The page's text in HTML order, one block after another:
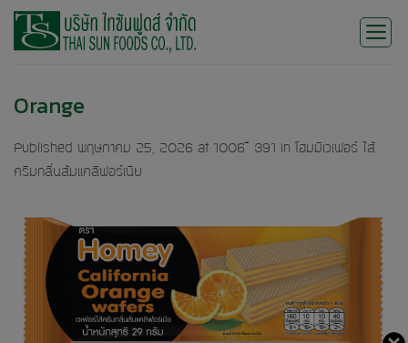
Skip
Orange
Published พฤษภาคม 25, 2026 at 1006 × 391 in โฮมมีเวเฟอร์ ไส้
ครีมกลิ่นส้มแคลิฟอร์เนีย